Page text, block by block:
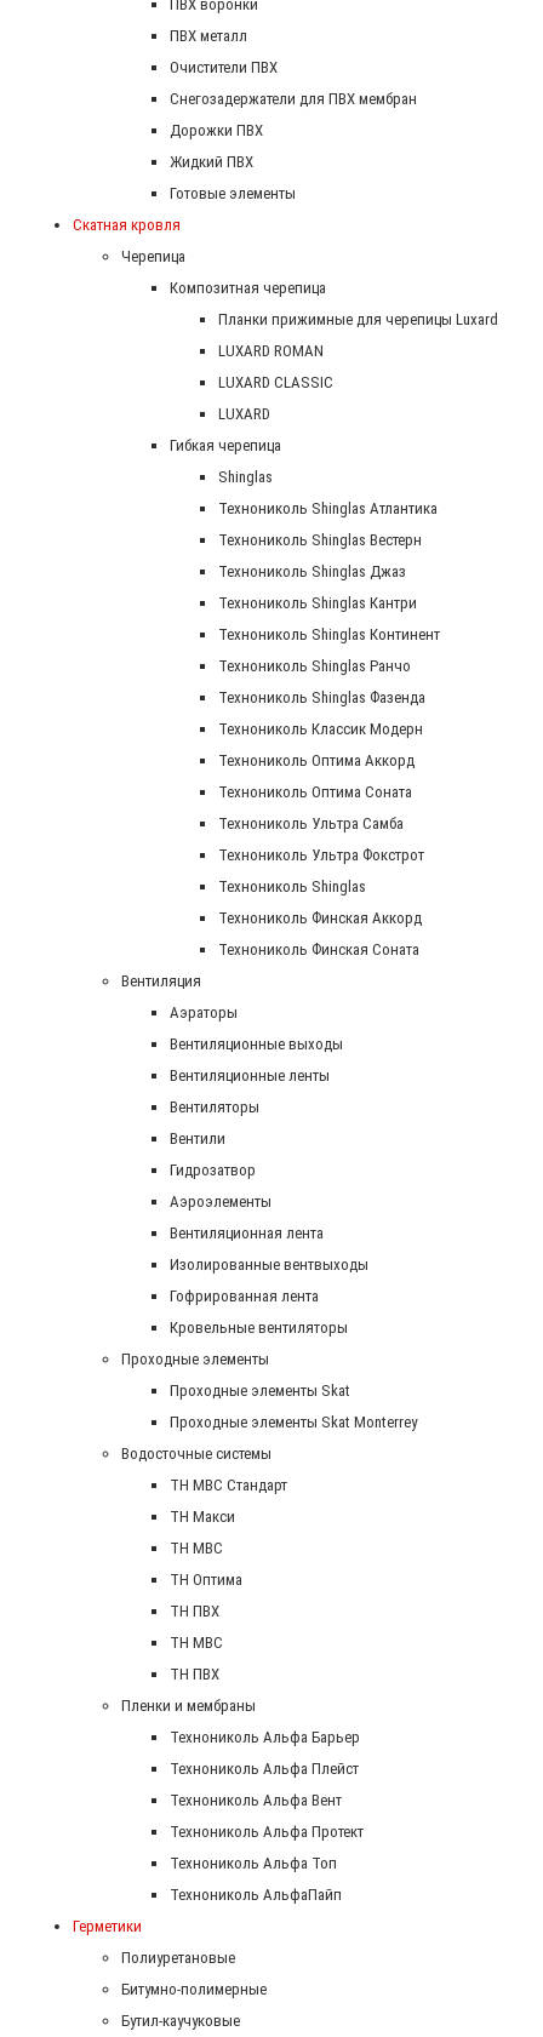
ПВХ воронки
ПВХ металл
Очистители ПВХ
Снегозадержатели для ПВХ мембран
Дорожки ПВХ
Жидкий ПВХ
Готовые элементы
Скатная кровля
Черепица
Композитная черепица
Планки прижимные для черепицы Luxard
LUXARD ROMAN
LUXARD CLASSIC
LUXARD
Гибкая черепица
Shinglas
Технониколь Shinglas Атлантика
Технониколь Shinglas Вестерн
Технониколь Shinglas Джаз
Технониколь Shinglas Кантри
Технониколь Shinglas Континент
Технониколь Shinglas Ранчо
Технониколь Shinglas Фазенда
Технониколь Классик Модерн
Технониколь Оптима Аккорд
Технониколь Оптима Соната
Технониколь Ультра Самба
Технониколь Ультра Фокстрот
Технониколь Shinglas
Технониколь Финская Аккорд
Технониколь Финская Соната
Вентиляция
Аэраторы
Вентиляционные выходы
Вентиляционные ленты
Вентиляторы
Вентили
Гидрозатвор
Аэроэлементы
Вентиляционная лента
Изолированные вентвыходы
Гофрированная лента
Кровельные вентиляторы
Проходные элементы
Проходные элементы Skat
Проходные элементы Skat Monterrey
Водосточные системы
TH MBC Стандарт
TH Макси
TH МВС
TH Оптима
TH ПВХ
ТН МВС
ТН ПВХ
Пленки и мембраны
Технониколь Альфа Барьер
Технониколь Альфа Плейст
Технониколь Альфа Вент
Технониколь Альфа Протект
Технониколь Альфа Топ
Технониколь АльфаПайп
Герметики
Полиуретановые
Битумно-полимерные
Бутил-каучуковые